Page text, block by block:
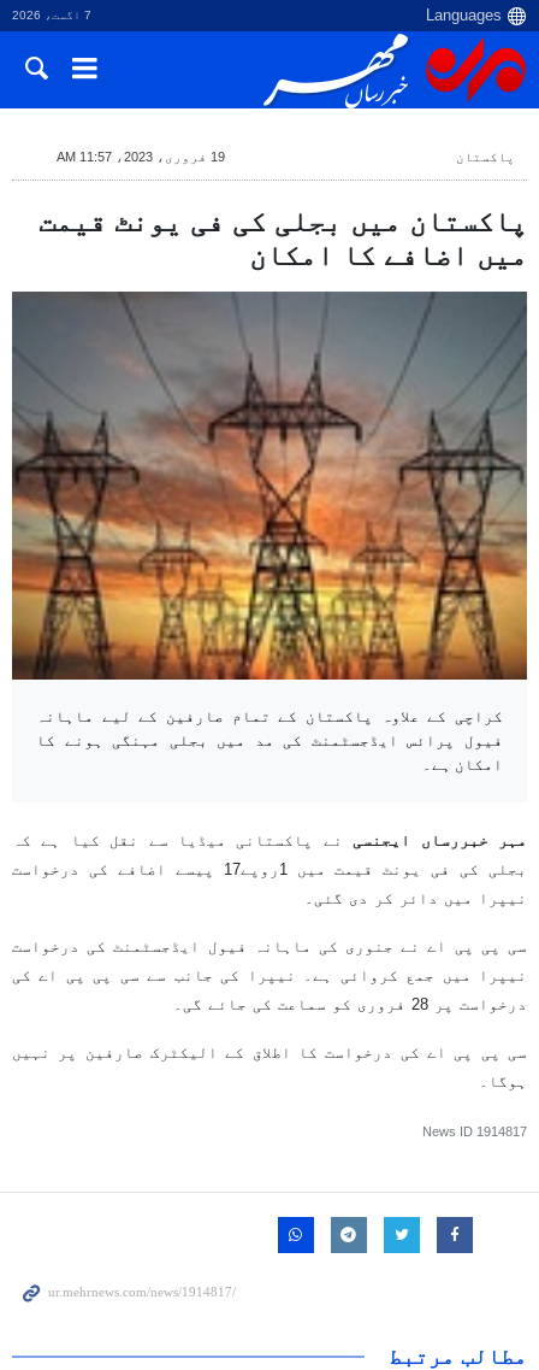
7 اگست، 2026
پاکستان 19 فروری، 2023، 11:57 AM
پاکستان میں بجلی کی فی یونٹ قیمت
میں اضافے کا امکان
کراچی کے علاوہ پاکستان کے تمام صارفین کے لیے ماہانہ
فیول پرائس ایڈجسٹمنٹ کی مد میں بجلی مہنگی ہونے کا
امکان ہے۔
مہر خبررساں ایجنسی
نے پاکستانی میڈیا سے نقل کیا ہے کہ
بجلی کی فی یونٹ قیمت میں 1روپے17 پیسے اضافے کی درخواست
نیپرا میں دائر کر دی گئی۔
سی پی پی اے نے جنوری کی ماہانہ فیول ایڈجسٹمنٹ کی درخواست
نیپرا میں جمع کروائی ہے۔ نیپرا کی جانب سے سی پی پی اے کی
درخواست پر 28 فروری کو سماعت کی جائے گی۔
سی پی پی اے کی درخواست کا اطلاق کے الیکٹرک صارفین پر نہیں
ہوگا۔
News ID 1914817
مطالب مرتبط